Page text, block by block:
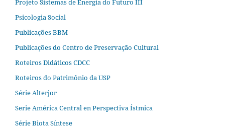
Projeto Sistemas de Energia do Futuro III
Psicologia Social
Publicações BBM
Publicações do Centro de Preservação Cultural
Roteiros Didáticos CDCC
Roteiros do Patrimônio da USP
Série Alterjor
Serie América Central en Perspectiva Ístmica
Série Biota Síntese